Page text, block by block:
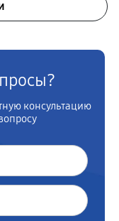
консультацию